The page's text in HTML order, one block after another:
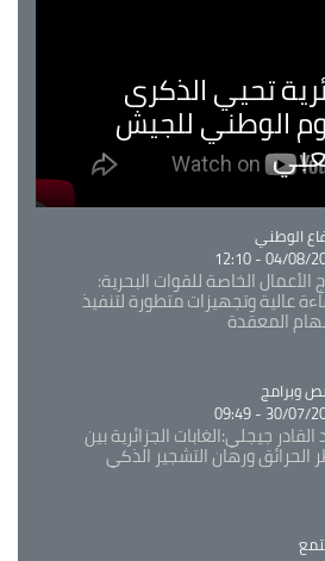
تحيي الذكرى
الوطني للجيش
الوطني
04/08/
الخاصة للقوات البحرية:
عالية وتجهيزات متطورة لتنفيذ
المعقدة
30/07/
جيجلي:الغابات الجزائرية بين
الحرائق ورهان التشجير الذكي